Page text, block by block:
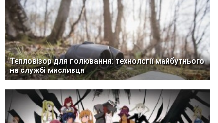
Тепловізор для полювання: технології майбутнього
на службі мисливця